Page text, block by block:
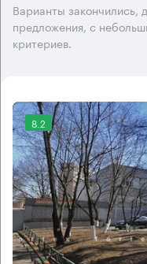
Варианты закончились,
предложения, с
критериев.
8.2